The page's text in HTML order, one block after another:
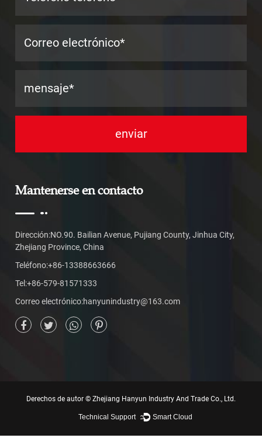
Mantenerse en contacto
Dirección:NO.90. Bailian Avenue, Pujiang County, Jinhua City,
Zhejiang Province, China
Teléfono:+86-13388663666
Tel:+86-579-81571333
Correo electrónico:hanyunindustry@163.com
Derechos de autor © Zhejiang Hanyun Industry And Trade Co., Ltd.
Technical Support ： Smart Cloud